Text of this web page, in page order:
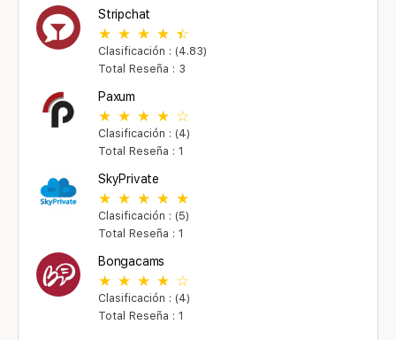
Stripchat
Clasificación : (4.83)
Total Reseña : 3
Paxum
Clasificación : (4)
Total Reseña : 1
SkyPrivate
Clasificación : (5)
Total Reseña : 1
Bongacams
Clasificación : (4)
Total Reseña : 1